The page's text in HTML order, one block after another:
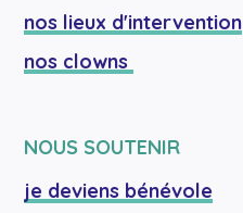
nos lieux d'intervention
nos clowns
NOUS SOUTENIR
je deviens bénévole